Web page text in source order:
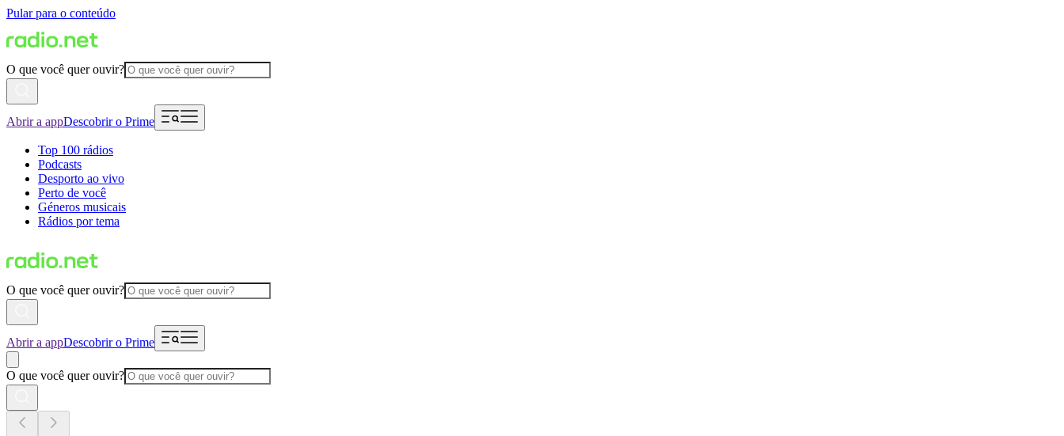
Pular para o conteúdo
O que você quer ouvir?
Abrir a appDescobrir o Prime
Top 100 rádios
Podcasts
Desporto ao vivo
Perto de você
Géneros musicais
Rádios por tema
O que você quer ouvir?
Abrir a appDescobrir o Prime
O que você quer ouvir?